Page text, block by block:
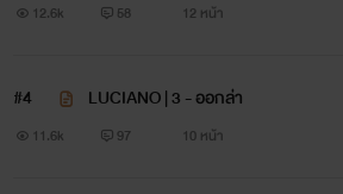
12.6k 58 12 หน้า
#4 LUCIANO | 3 - ออกล่า
11.6k 97 10 หน้า